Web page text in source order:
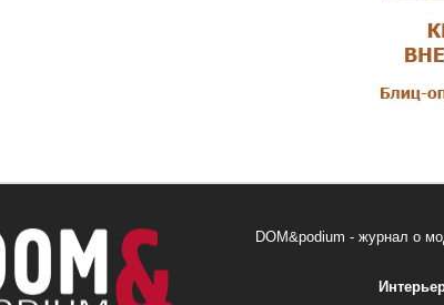
DOM&podium - журнал о